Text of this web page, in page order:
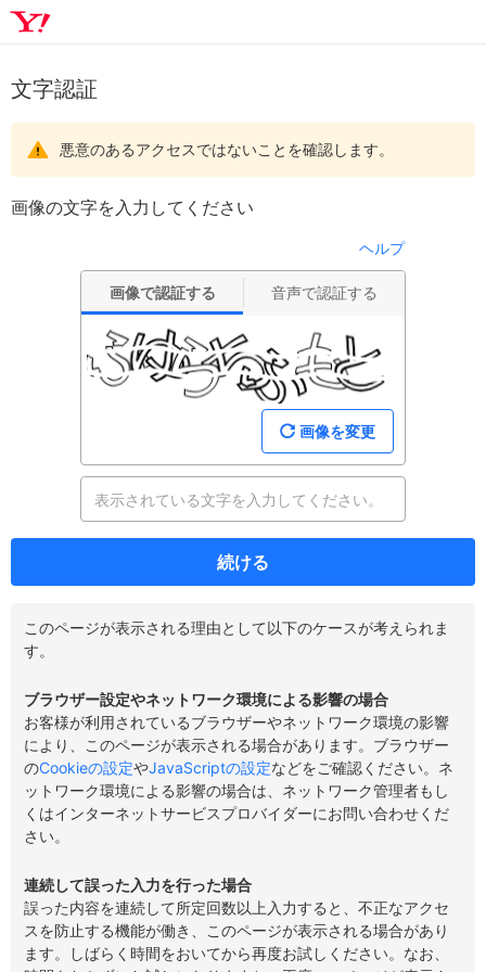
文字認証
悪意のあるアクセスではないことを確認します。
画像の文字を入力してください
ヘルプ
画像で認証する 音声で認証する
画像を変更
続ける
このページが表示される理由として以下のケースが考えられま
す。
ブラウザー設定やネットワーク環境による影響の場合
お客様が利用されているブラウザーやネットワーク環境の影響
により、このページが表示される場合があります。ブラウザー
のCookieの設定やJavaScriptの設定などをご確認ください。ネ
ットワーク環境による影響の場合は、ネットワーク管理者もし
くはインターネットサービスプロバイダーにお問い合わせくだ
さい。
連続して誤った入力を行った場合
誤った内容を連続して所定回数以上入力すると、不正なアクセ
スを防止する機能が働き、このページが表示される場合があり
ます。しばらく時間をおいてから再度お試しください。なお、